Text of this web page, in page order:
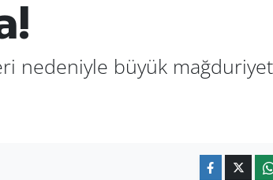
nedeniyle büyük mağduriyet